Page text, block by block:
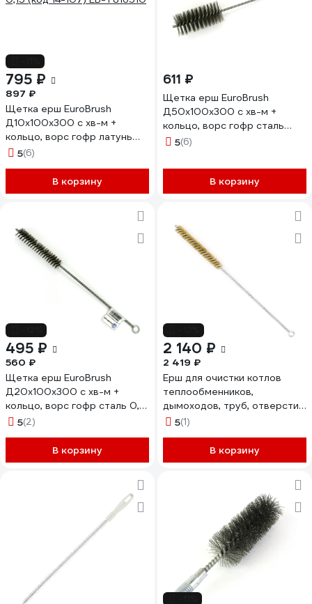
795 ₽
897 ₽
Щетка ерш EuroBrush
Д10x100x300 с хв-м +
кольцо, ворс гофр латунь
0,15 (код 14-107) EB-T816510
5(6)
В корзину
611 ₽
Щетка ерш EuroBrush
Д50x100x300 с хв-м +
кольцо, ворс гофр сталь
0,30 (код 14-047) EB-
5(6)
В корзину
495 ₽
560 ₽
Щетка ерш EuroBrush
Д20x100x300 с хв-м +
кольцо, ворс гофр сталь 0,15
(код 14-017) EB-T816220
5(2)
В корзину
2 140 ₽
2 419 ₽
Ерш для очистки котлов
теплообменников,
дымоходов, труб, отверстий
OSBORN д15x100x300
5(1)
В корзину